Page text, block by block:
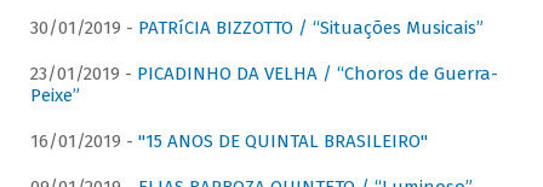
30/01/2019 - PATRíCIA BIZZOTTO / “Situações Musicais”
23/01/2019 - PICADINHO DA VELHA / “Choros de Guerra-
Peixe”
16/01/2019 - "15 ANOS DE QUINTAL BRASILEIRO"